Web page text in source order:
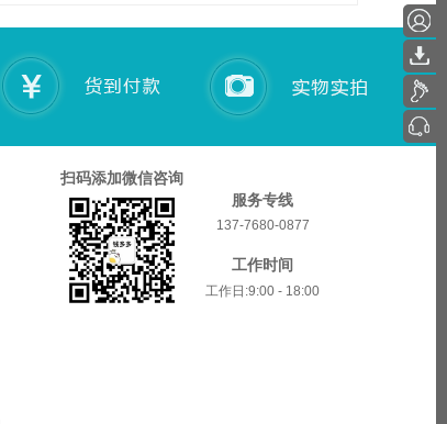
扫码添加微信咨询
服务专线
137-7680-0877
工作时间
工作日:9:00 - 18:00